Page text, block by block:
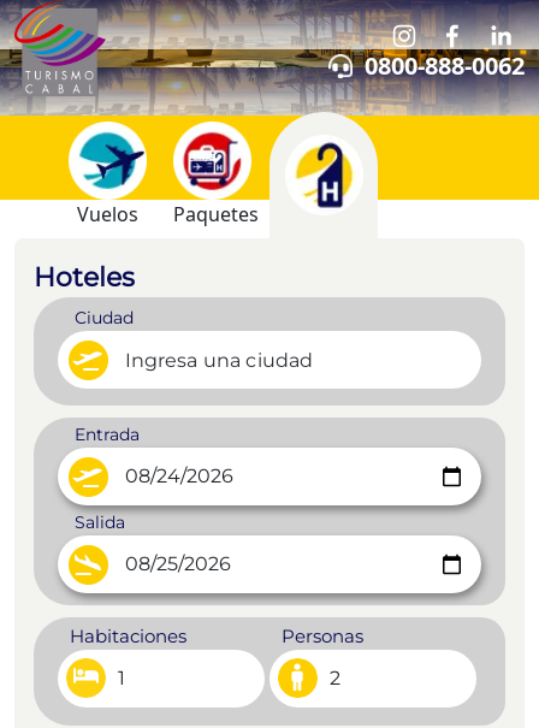
0800-888-0062
Vuelos Paquetes
Hoteles
Ciudad
Entrada
Salida
1
Habitaciones
2
Personas